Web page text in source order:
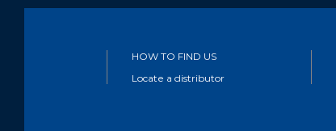
HOW TO FIND US
Locate a distributor